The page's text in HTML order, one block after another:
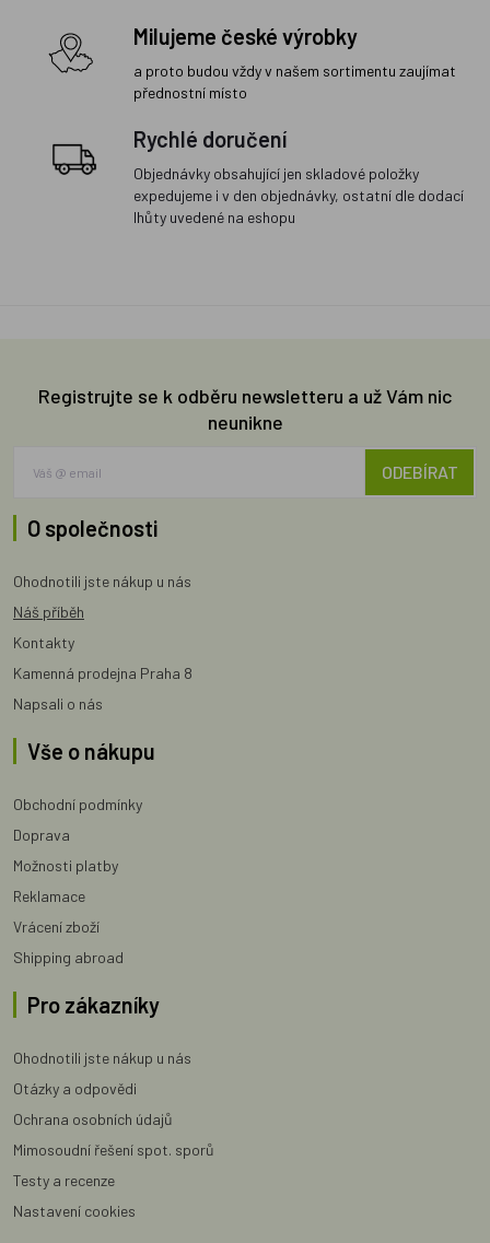
Milujeme české výrobky
a proto budou vždy v našem sortimentu zaujímat
přednostní místo
Rychlé doručení
Objednávky obsahující jen skladové položky
expedujeme i v den objednávky, ostatní dle dodací
lhůty uvedené na eshopu
Registrujte se k odběru newsletteru a už Vám nic
neunikne
ODEBÍRAT
O společnosti
Ohodnotili jste nákup u nás
Náš příběh
Kontakty
Kamenná prodejna Praha 8
Napsali o nás
Vše o nákupu
Obchodní podmínky
Doprava
Možnosti platby
Reklamace
Vrácení zboží
Shipping abroad
Pro zákazníky
Ohodnotili jste nákup u nás
Otázky a odpovědi
Ochrana osobních údajů
Mimosoudní řešení spot. sporů
Testy a recenze
Nastavení cookies